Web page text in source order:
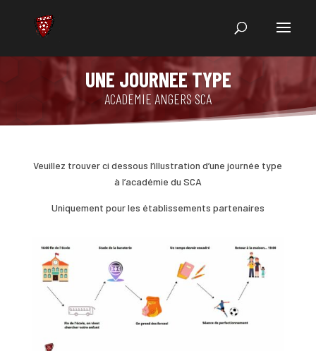
UNE JOURNEE TYPE
ACADEMIE ANGERS SCA
Veuillez trouver ci dessous l’illustration d’une journée type
à l’académie du SCA
Uniquement pour les établissements partenaires